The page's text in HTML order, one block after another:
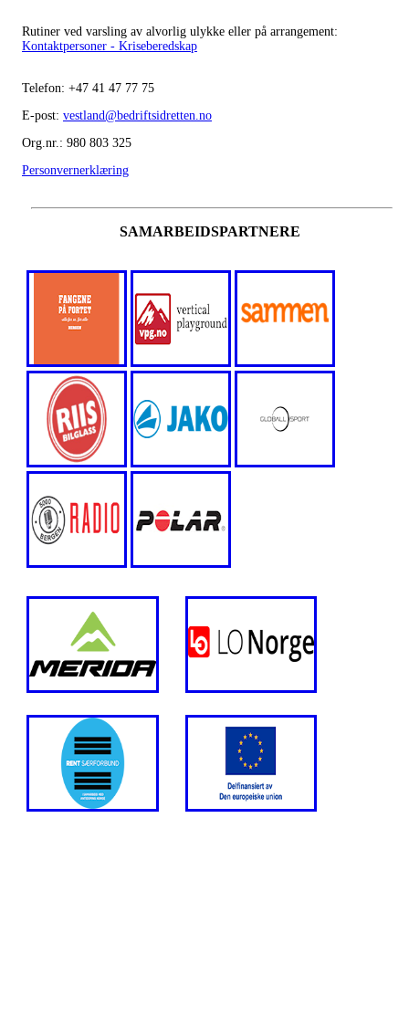
Rutiner ved varsling av alvorlig ulykke eller på arrangement:
Kontaktpersoner - Kriseberedskap
Telefon: +47 41 47 77 75
E-post: vestland@bedriftsidretten.no
Org.nr.: 980 803 325
Personvernerklæring
SAMARBEIDSPARTNERE